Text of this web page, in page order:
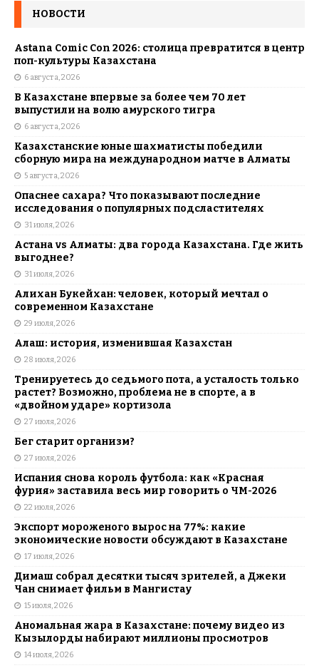
НОВОСТИ
Astana Comic Con 2026: столица превратится в центр
поп-культуры Казахстана
6 августа, 2026
В Казахстане впервые за более чем 70 лет
выпустили на волю амурского тигра
6 августа, 2026
Казахстанские юные шахматисты победили
сборную мира на международном матче в Алматы
5 августа, 2026
Опаснее сахара? Что показывают последние
исследования о популярных подсластителях
31 июля, 2026
Астана vs Алматы: два города Казахстана. Где жить
выгоднее?
31 июля, 2026
Алихан Букейхан: человек, который мечтал о
современном Казахстане
29 июля, 2026
Алаш: история, изменившая Казахстан
28 июля, 2026
Тренируетесь до седьмого пота, а усталость только
растет? Возможно, проблема не в спорте, а в
«двойном ударе» кортизола
27 июля, 2026
Бег старит организм?
27 июля, 2026
Испания снова король футбола: как «Красная
фурия» заставила весь мир говорить о ЧМ-2026
22 июля, 2026
Экспорт мороженого вырос на 77%: какие
экономические новости обсуждают в Казахстане
17 июля, 2026
Димаш собрал десятки тысяч зрителей, а Джеки
Чан снимает фильм в Мангистау
15 июля, 2026
Аномальная жара в Казахстане: почему видео из
Кызылорды набирают миллионы просмотров
14 июля, 2026